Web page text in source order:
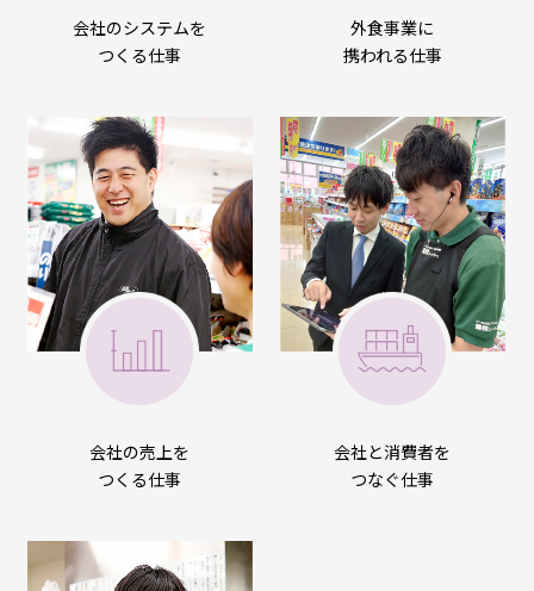
会社のシステムを
つくる仕事
外食事業に
携われる仕事
会社の売上を
つくる仕事
会社と消費者を
つなぐ仕事